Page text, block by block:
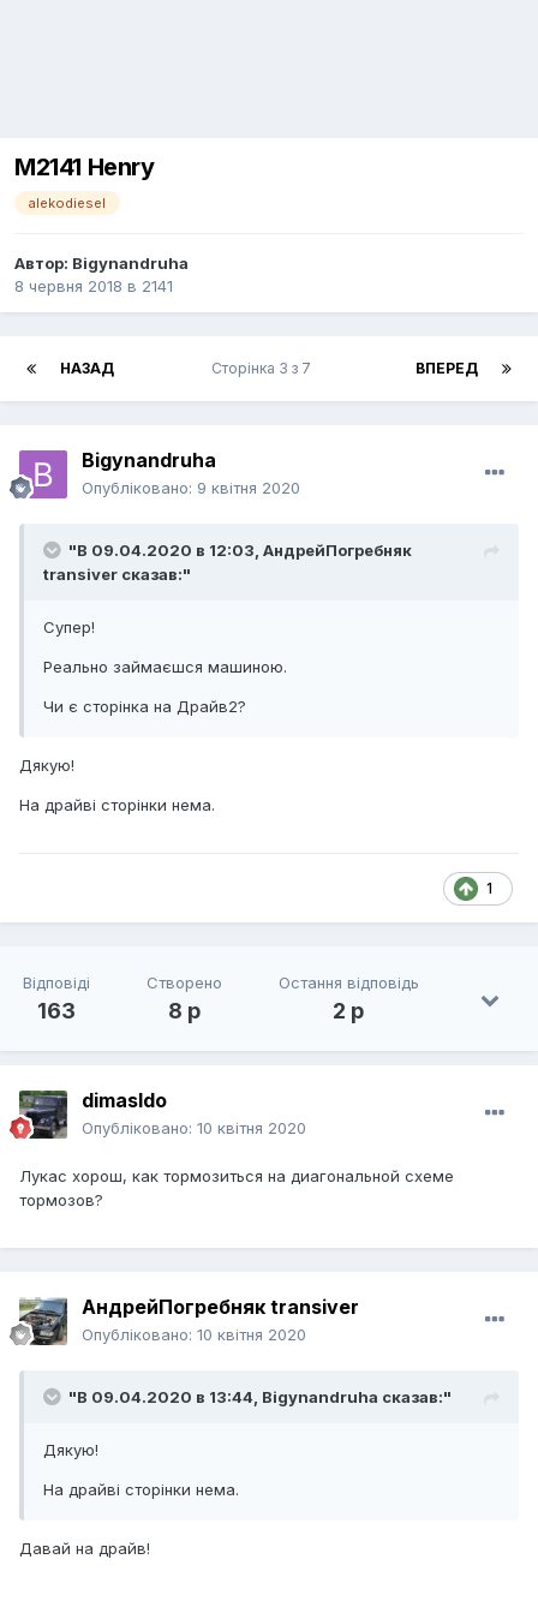
М2141 Henry
alekodiesel
Автор: Bigynandruha
8 червня 2018 в 2141
НАЗАД ВПЕРЕД
Сторінка 3 з 7
Bigynandruha
Опубліковано: 9 квітня 2020
"В 09.04.2020 в 12:03, АндрейПогребняк
transiver сказав:"
Супер!
Реально займаєшся машиною.
Чи є сторінка на Драйв2?
Дякую!
На драйві сторінки нема.
1
Відповіді
163
Створено
8 р
Остання відповідь
2 р
dimasldo
Опубліковано: 10 квітня 2020
Лукас хорош, как тормозиться на диагональной схеме
тормозов?
АндрейПогребняк transiver
Опубліковано: 10 квітня 2020
"В 09.04.2020 в 13:44, Bigynandruha сказав:"
Дякую!
На драйві сторінки нема.
Давай на драйв!